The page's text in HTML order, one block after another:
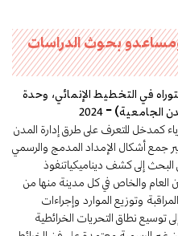
بحوث الدراسات
في التخطيط الإنمائي، وحدة
– 2024
كمدخل للتعرف على طرق إدارة المدن
جمع أشكال الإمداد المدمج والرسمي
إلى كشف ديناميكياتنفوذ
والخاص في كل مدينة منها من
وتوزيع الموارد وإجراءات
توسيع نطاق التحريات الخرائطية